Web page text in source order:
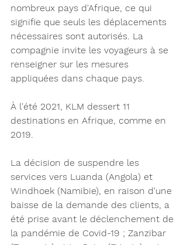
nombreux pays d'Afrique, ce qui
signifie que seuls les déplacements
nécessaires sont autorisés. La
compagnie invite les voyageurs à se
renseigner sur les mesures
appliquées dans chaque pays.
À l'été 2021, KLM dessert 11
destinations en Afrique, comme en
2019.
La décision de suspendre les
services vers Luanda (Angola) et
Windhoek (Namibie), en raison d'une
baisse de la demande des clients, a
été prise avant le déclenchement de
la pandémie de Covid-19 ; Zanzibar